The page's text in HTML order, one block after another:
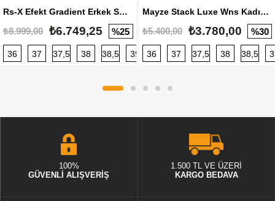
Rs-X Efekt Gradient Erkek Sneaker
₺8.999,00 ₺6.749,25 %25
36 37 37,5 38 38,5 39 40 40,5 41 42 42,5
Mayze Stack Luxe Wns Kadın Sneaker
₺5.400,00 ₺3.780,00 %30
36 37 37,5 38 38,5
100%
GÜVENLİ ALIŞVERİŞ
1.500 TL VE ÜZERİ
KARGO BEDAVA